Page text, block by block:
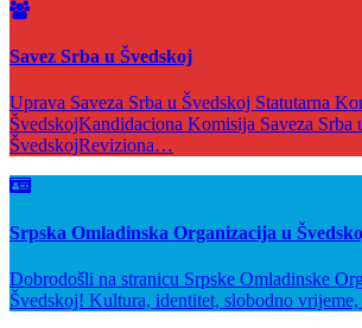
Savez Srba u Švedskoj
Uprava Saveza Srba u Švedskoj Statutarna
ŠvedskojKandidaciona Komisija Saveza Srba
ŠvedskojReviziona…
Srpska Omladinska Organizacija u
Dobrodošli na stranicu Srpske Omladinske
Švedskoj! Kultura, identitet, slobodno